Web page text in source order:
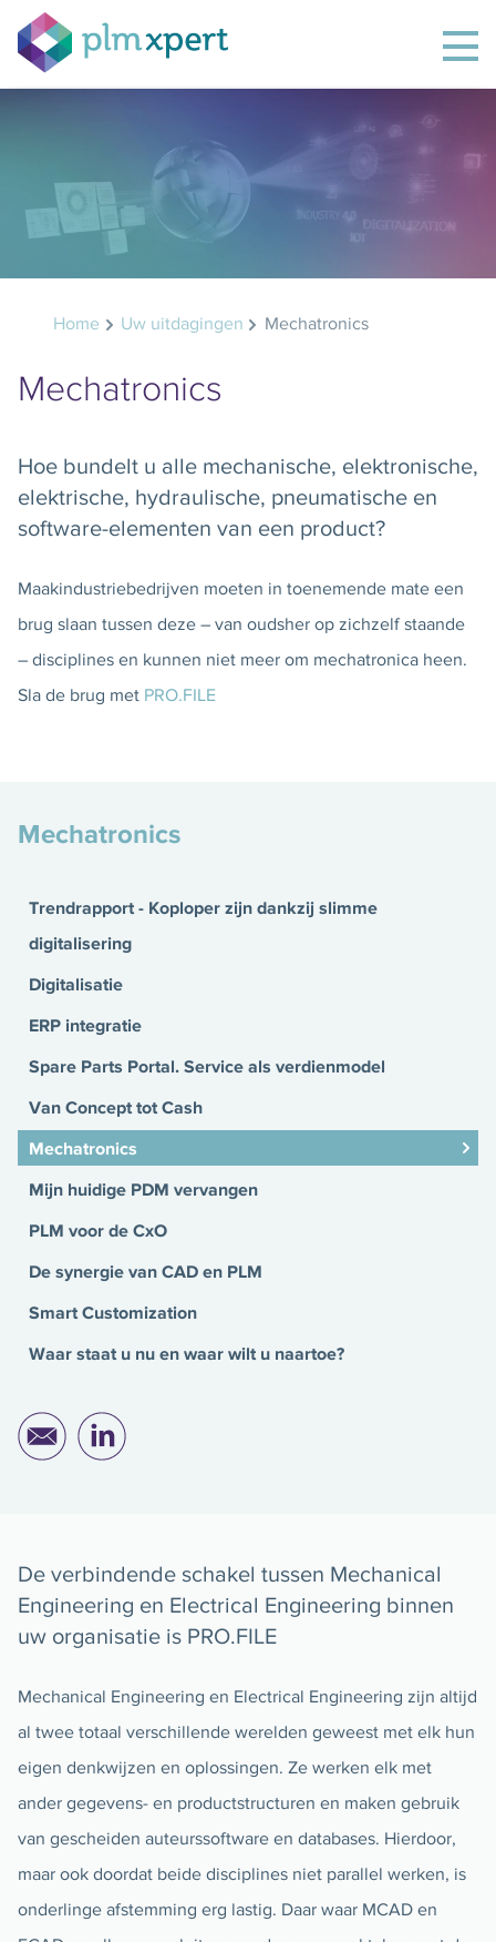
Home Uw uitdagingen Mechatronics
Mechatronics
Hoe bundelt u alle mechanische, elektronische,
elektrische, hydraulische, pneumatische en
software-elementen van een product?
Maakindustriebedrijven moeten in toenemende mate een
brug slaan tussen deze – van oudsher op zichzelf staande
– disciplines en kunnen niet meer om mechatronica heen.
Sla de brug met PRO.FILE
Mechatronics
Trendrapport - Koploper zijn dankzij slimme
digitalisering
Digitalisatie
ERP integratie
Spare Parts Portal. Service als verdienmodel
Van Concept tot Cash
Mechatronics
Mijn huidige PDM vervangen
PLM voor de CxO
De synergie van CAD en PLM
Smart Customization
Waar staat u nu en waar wilt u naartoe?
De verbindende schakel tussen Mechanical
Engineering en Electrical Engineering binnen
uw organisatie is PRO.FILE
Mechanical Engineering en Electrical Engineering zijn altijd
al twee totaal verschillende werelden geweest met elk hun
eigen denkwijzen en oplossingen. Ze werken elk met
ander gegevens- en productstructuren en maken gebruik
van gescheiden auteurssoftware en databases. Hierdoor,
maar ook doordat beide disciplines niet parallel werken, is
onderlinge afstemming erg lastig. Daar waar MCAD en